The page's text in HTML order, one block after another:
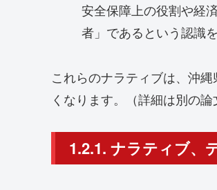
安全保障上の役割や経
者」であるという認識
これらのナラティブは、沖
くなります。（詳細は別の論
1.2.1. ナラティブ、